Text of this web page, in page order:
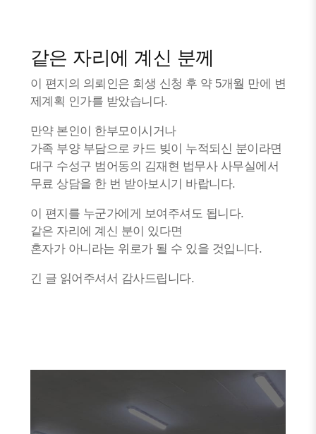
같은 자리에 계신 분께
이 편지의 의뢰인은 회생 신청 후 약 5개월 만에 변
제계획 인가를 받았습니다.
만약 본인이 한부모이시거나
가족 부양 부담으로 카드 빚이 누적되신 분이라면
대구 수성구 범어동의 김재현 법무사 사무실에서
무료 상담을 한 번 받아보시기 바랍니다.
이 편지를 누군가에게 보여주셔도 됩니다.
같은 자리에 계신 분이 있다면
혼자가 아니라는 위로가 될 수 있을 것입니다.
긴 글 읽어주셔서 감사드립니다.